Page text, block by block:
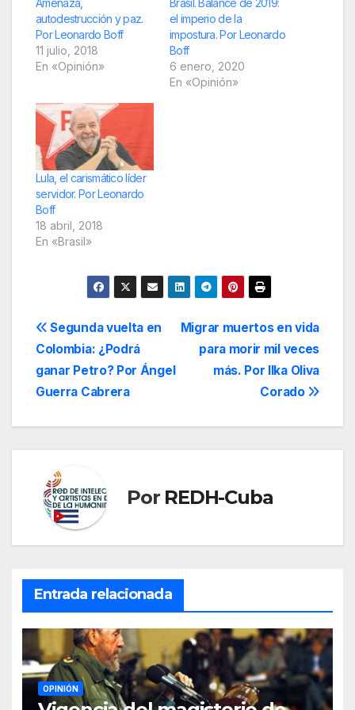
Amenaza,
autodestrucción y paz.
Por Leonardo Boff
11 julio, 2018
En «Opinión»
Brasil. Balance de 2019:
el imperio de la
impostura. Por Leonardo
Boff
6 enero, 2020
En «Opinión»
Lula, el carismático líder
servidor. Por Leonardo
Boff
18 abril, 2018
En «Brasil»
Navegación
de
entradas
Migrar muertos en vida
para morir mil veces
más. Por Ilka Oliva
Corado
Segunda vuelta en
Colombia: ¿Podrá
ganar Petro? Por Ángel
Guerra Cabrera
Por REDH-Cuba
Entrada relacionada
OPINIÓN